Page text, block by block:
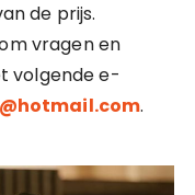
de prijs.
vragen en
volgende e-
.